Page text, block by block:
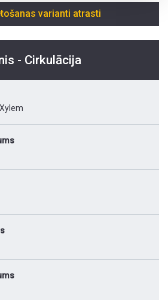
varianti atrasti
- Cirkulācija